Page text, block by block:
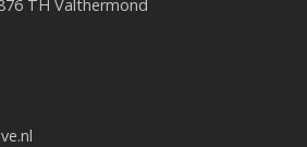
TH Valthermond